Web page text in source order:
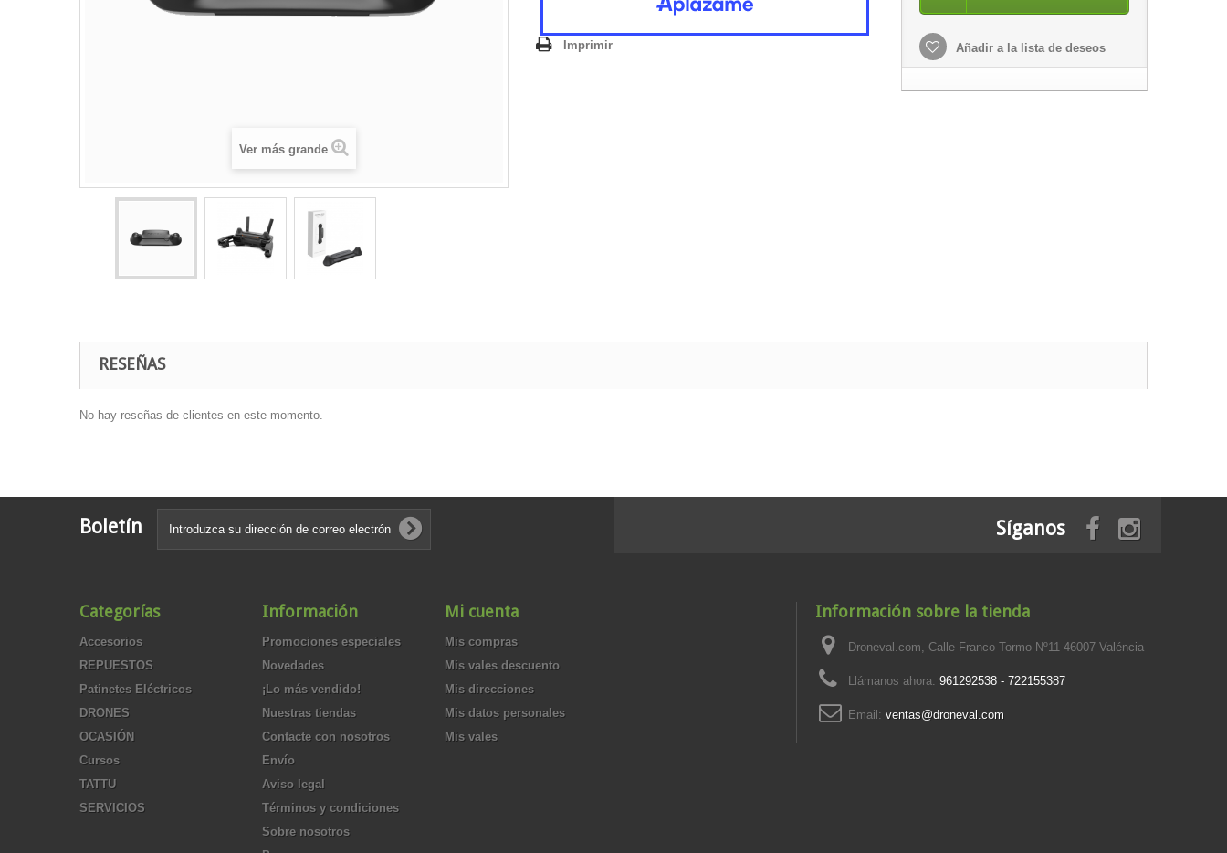
Ver más grande
Imprimir Añadir a la lista de deseos
RESEÑAS
No hay reseñas de clientes en este momento.
Boletín Síganos
Categorías
Accesorios
REPUESTOS
Patinetes Eléctricos
DRONES
OCASIÓN
Cursos
TATTU
SERVICIOS
Información
Promociones especiales
Novedades
¡Lo más vendido!
Nuestras tiendas
Contacte con nosotros
Envío
Aviso legal
Términos y condiciones
Sobre nosotros
Mi cuenta
Mis compras
Mis vales descuento
Mis direcciones
Mis datos personales
Mis vales
Información sobre la tienda
Droneval.com, Calle Franco Tormo Nº11 46007 Valéncia
Llámanos ahora: 961292538 - 722155387
Email: ventas@droneval.com